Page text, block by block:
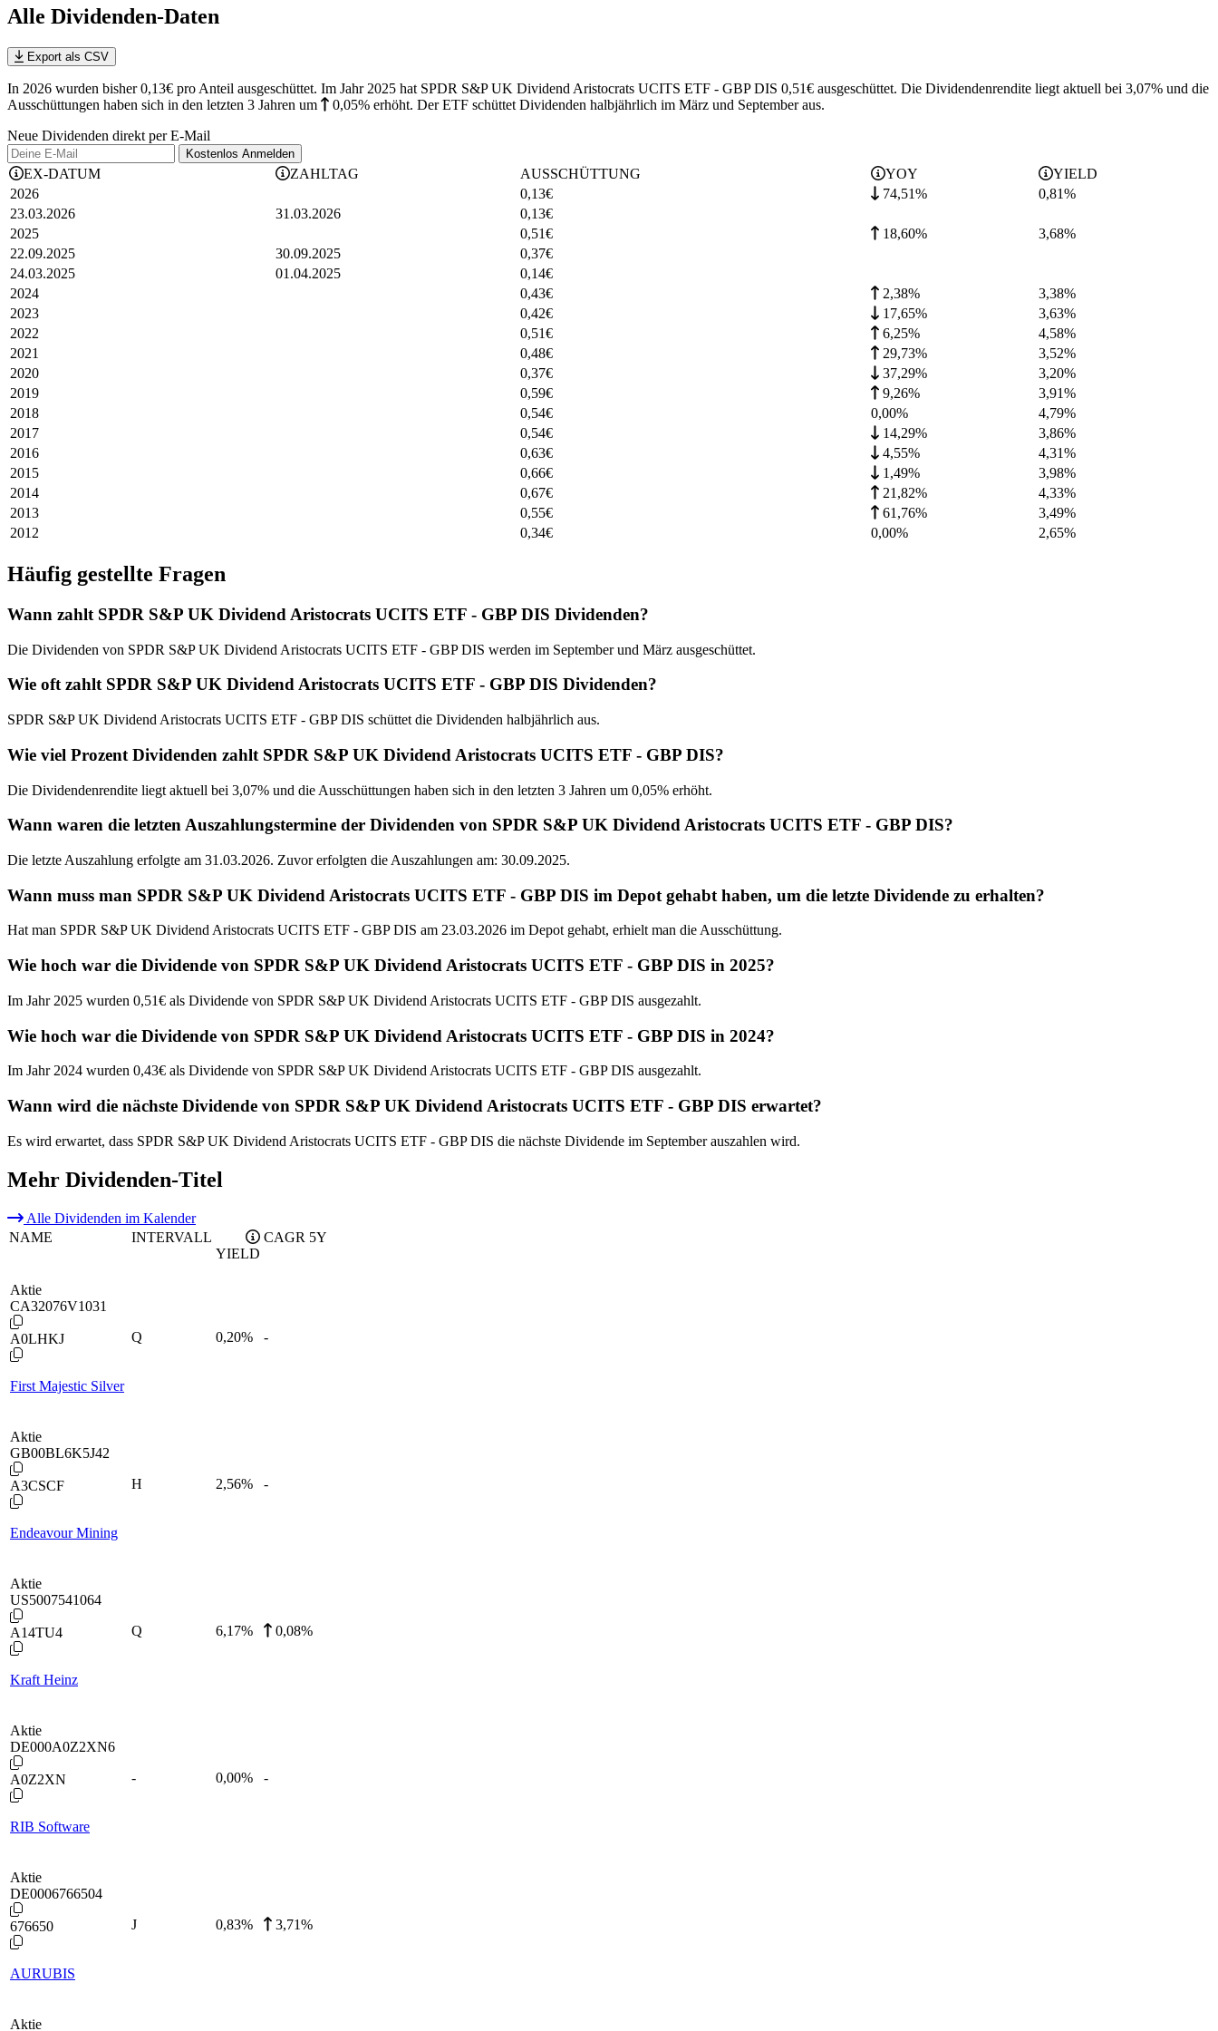
Alle Dividenden-Daten
Export als CSV
In 2026 wurden bisher 0,13€ pro Anteil ausgeschüttet. Im Jahr 2025 hat SPDR S&P UK Dividend Aristocrats UCITS ETF - GBP DIS 0,51€ ausgeschüttet. Die Dividendenrendite liegt aktuell bei 3,07% und die
Ausschüttungen haben sich in den letzten 3 Jahren um 0,05% erhöht. Der ETF schüttet Dividenden halbjährlich im März und September aus.
Neue Dividenden direkt per E-Mail
Kostenlos Anmelden
EX-DATUM ZAHLTAG AUSSCHÜTTUNG YOY
YIELD
2026
0,13€ 74,51% 0,81%
23.03.2026
31.03.2026 0,13€
2025
0,51€ 18,60% 3,68%
22.09.2025
30.09.2025 0,37€
24.03.2025
01.04.2025 0,14€
2024
0,43€ 2,38% 3,38%
2023
0,42€ 17,65% 3,63%
2022
0,51€ 6,25% 4,58%
2021
0,48€ 29,73% 3,52%
2020
0,37€ 37,29% 3,20%
2019
0,59€ 9,26% 3,91%
2018
0,54€ 0,00% 4,79%
2017
0,54€ 14,29% 3,86%
2016
0,63€ 4,55% 4,31%
2015
0,66€ 1,49% 3,98%
2014
0,67€ 21,82% 4,33%
2013
0,55€ 61,76% 3,49%
2012
0,34€ 0,00% 2,65%
Häufig gestellte Fragen
Wann zahlt SPDR S&P UK Dividend Aristocrats UCITS ETF - GBP DIS Dividenden?
Die Dividenden von SPDR S&P UK Dividend Aristocrats UCITS ETF - GBP DIS werden im September und März ausgeschüttet.
Wie oft zahlt SPDR S&P UK Dividend Aristocrats UCITS ETF - GBP DIS Dividenden?
SPDR S&P UK Dividend Aristocrats UCITS ETF - GBP DIS schüttet die Dividenden halbjährlich aus.
Wie viel Prozent Dividenden zahlt SPDR S&P UK Dividend Aristocrats UCITS ETF - GBP DIS?
Die Dividendenrendite liegt aktuell bei 3,07% und die Ausschüttungen haben sich in den letzten 3 Jahren um 0,05% erhöht.
Wann waren die letzten Auszahlungstermine der Dividenden von SPDR S&P UK Dividend Aristocrats UCITS ETF - GBP DIS?
Die letzte Auszahlung erfolgte am 31.03.2026. Zuvor erfolgten die Auszahlungen am: 30.09.2025.
Wann muss man SPDR S&P UK Dividend Aristocrats UCITS ETF - GBP DIS im Depot gehabt haben, um die letzte Dividende zu erhalten?
Hat man SPDR S&P UK Dividend Aristocrats UCITS ETF - GBP DIS am 23.03.2026 im Depot gehabt, erhielt man die Ausschüttung.
Wie hoch war die Dividende von SPDR S&P UK Dividend Aristocrats UCITS ETF - GBP DIS in 2025?
Im Jahr 2025 wurden 0,51€ als Dividende von SPDR S&P UK Dividend Aristocrats UCITS ETF - GBP DIS ausgezahlt.
Wie hoch war die Dividende von SPDR S&P UK Dividend Aristocrats UCITS ETF - GBP DIS in 2024?
Im Jahr 2024 wurden 0,43€ als Dividende von SPDR S&P UK Dividend Aristocrats UCITS ETF - GBP DIS ausgezahlt.
Wann wird die nächste Dividende von SPDR S&P UK Dividend Aristocrats UCITS ETF - GBP DIS erwartet?
Es wird erwartet, dass SPDR S&P UK Dividend Aristocrats UCITS ETF - GBP DIS die nächste Dividende im September auszahlen wird.
Mehr Dividenden-Titel
Alle Dividenden im Kalender
NAME
INTERVALL
YIELD
CAGR 5Y
Aktie
CA32076V1031
A0LHKJ
First Majestic Silver
Q 0,20% -
Aktie
GB00BL6K5J42
A3CSCF
Endeavour Mining
H 2,56% -
Aktie
US5007541064
A14TU4
Kraft Heinz
Q 6,17% 0,08%
Aktie
DE000A0Z2XN6
A0Z2XN
RIB Software
- 0,00% -
Aktie
DE0006766504
676650
AURUBIS
J 0,83% 3,71%
Aktie